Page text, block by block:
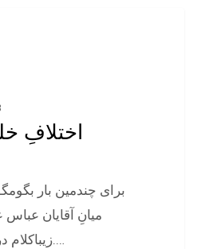
اختلافِ
برای چندمين بار
ميانِ آقايان
زيباکلام در گرفته است.…